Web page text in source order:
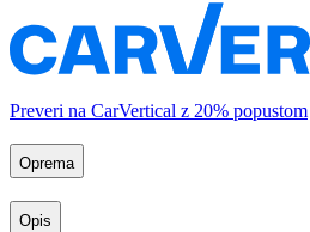
Preveri na CarVertical z 20% popustom
Oprema
Opis